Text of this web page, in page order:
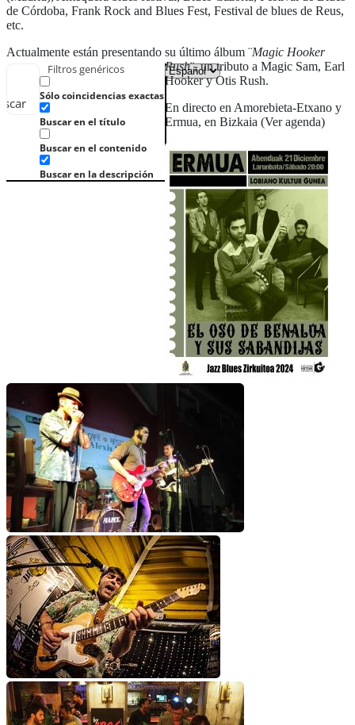
Filtros genéricos
Sólo coincidencias exactas
Buscar en el título
Buscar en el contenido
Buscar en la descripción
de Córdoba, Frank Rock and Blues Fest, Festival de blues de Reus,
etc.
Actualmente están presentando su último álbum ¨Magic Hooker
Rush¨, un tributo a Magic Sam, Earl
Hooker y Otis Rush.
En directo en Amorebieta-Etxano y
Ermua, en Bizkaia (Ver agenda)